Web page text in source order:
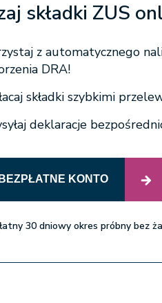
składki ZUS
z automatycznego
DRA!
składki szybkimi
deklaracje
KONTO
30 dniowy okres próbny bez